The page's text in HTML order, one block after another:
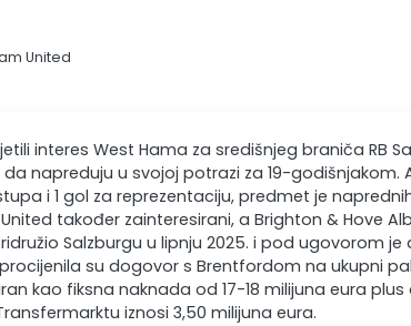
United
interes West Hama za središnjeg braniča RB
napreduju u svojoj potrazi za 19-godišnjakom.
i 1 gol za reprezentaciju, predmet je
također zainteresirani, a Brighton & Hove
Salzburgu u lipnju 2025. i pod ugovorom je
su dogovor s Brentfordom na ukupni
kao fiksna naknada od 17-18 milijuna eura
iznosi 3,50 milijuna eura.